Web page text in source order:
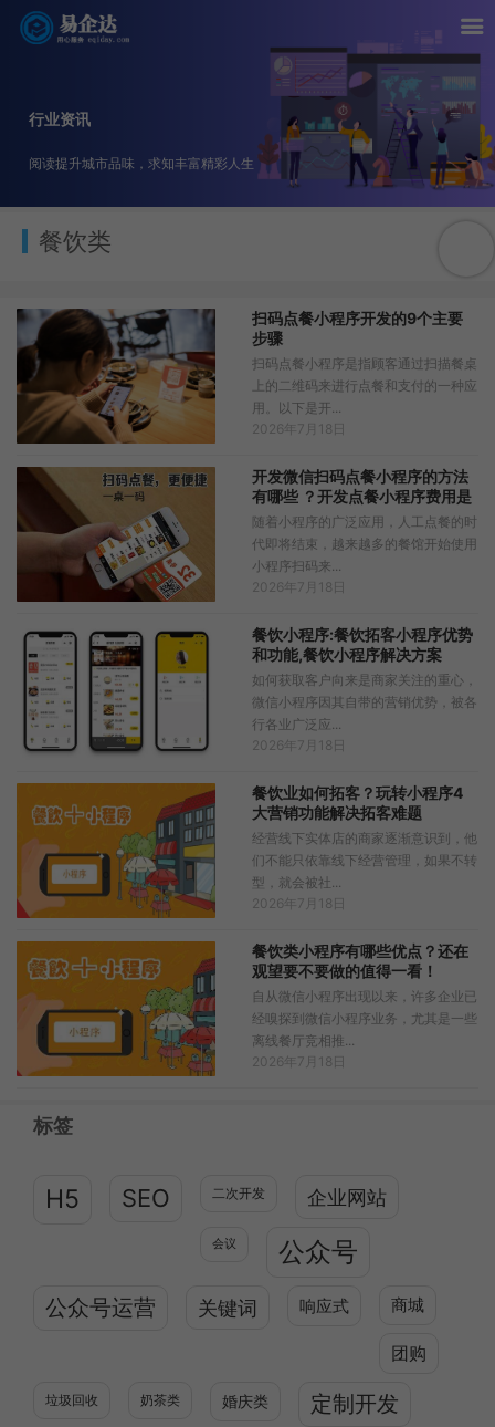
行业资讯
阅读提升城市品味，求知丰富精彩人生
餐饮类
扫码点餐小程序开发的9个主要
步骤
扫码点餐小程序是指顾客通过扫描餐桌
上的二维码来进行点餐和支付的一种应
用。以下是开...
2026年7月18日
开发微信扫码点餐小程序的方法
有哪些 ？开发点餐小程序费用是
多少
随着小程序的广泛应用，人工点餐的时
代即将结束，越来越多的餐馆开始使用
小程序扫码来...
2026年7月18日
餐饮小程序:餐饮拓客小程序优势
和功能,餐饮小程序解决方案
如何获取客户向来是商家关注的重心，
微信小程序因其自带的营销优势，被各
行各业广泛应...
2026年7月18日
餐饮业如何拓客？玩转小程序4
大营销功能解决拓客难题
经营线下实体店的商家逐渐意识到，他
们不能只依靠线下经营管理，如果不转
型，就会被社...
2026年7月18日
餐饮类小程序有哪些优点？还在
观望要不要做的值得一看！
自从微信小程序出现以来，许多企业已
经嗅探到微信小程序业务，尤其是一些
离线餐厅竞相推...
2026年7月18日
标签
H5 SEO 二次开发 企业网站
会议 公众号
公众号运营 关键词 响应式 商城
团购
垃圾回收 奶茶类 婚庆类 定制开发